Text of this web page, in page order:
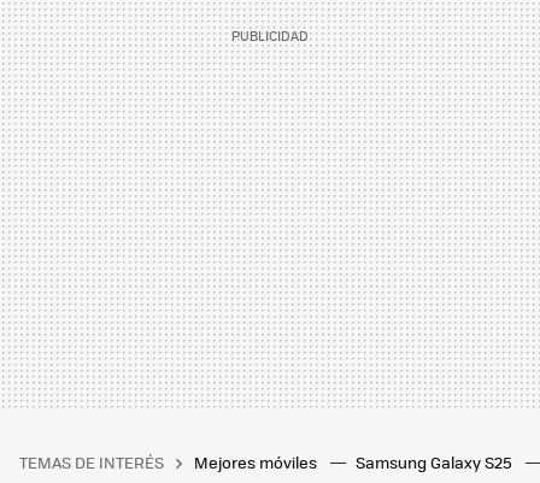
TEMAS DE INTERÉS Mejores móviles Samsung Galaxy S25